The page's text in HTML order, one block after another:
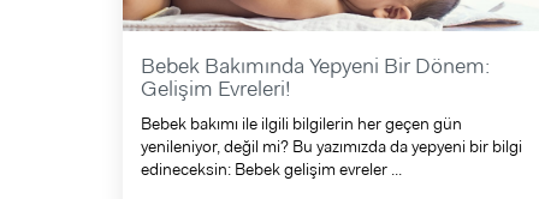
Bebek Bakımında Yepyeni Bir Dönem:
Gelişim Evreleri!
Bebek bakımı ile ilgili bilgilerin her geçen gün
yenileniyor, değil mi? Bu yazımızda da yepyeni bir bilgi
edineceksin: Bebek gelişim evreler ...